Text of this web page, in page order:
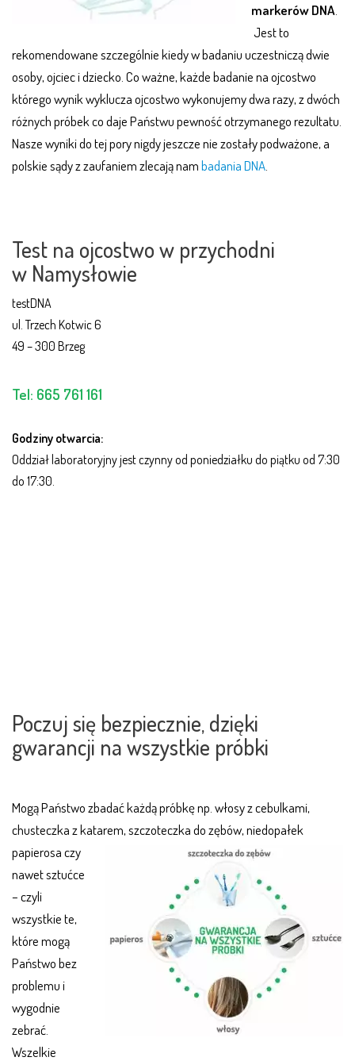
markerów DNA
Jest to
rekomendowane szczególnie kiedy w badaniu uczestniczą dwie
osoby, ojciec i dziecko. Co ważne, każde badanie na ojcostwo
którego wynik wyklucza ojcostwo wykonujemy dwa razy, z dwóch
różnych próbek co daje Państwu pewność otrzymanego rezultatu.
Nasze wyniki do tej pory nigdy jeszcze nie zostały podważone, a
polskie sądy z zaufaniem zlecają nambadania DNA
Test na ojcostwo w przychodni
w Namysłowie
testDNA
ul. Trzech Kotwic 6
49 – 300 Brzeg
Tel: 665 761 161
Godziny otwarcia:
Oddział laboratoryjny jest czynny od poniedziałku do piątku od 7:30
do 17:30.
Poczuj się bezpiecznie, dzięki
gwarancji na wszystkie próbki
Mogą Państwo zbadać każdą próbkę np. włosy z cebulkami,
chusteczka z katarem, szczoteczka do zębów, niedopałek
papierosa czy
nawet sztućce
– czyli
wszystkie te,
które mogą
Państwo bez
problemu i
wygodnie
zebrać.
Wszelkie